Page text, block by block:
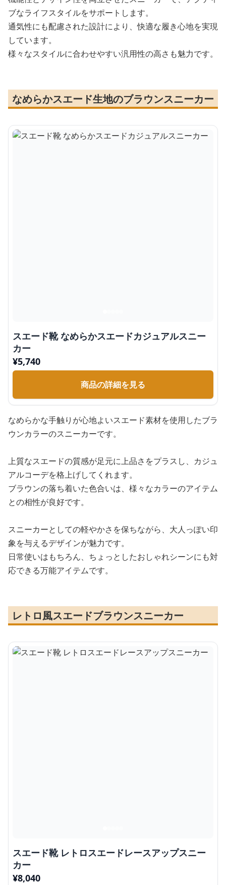
ブなライフスタイルをサポートします。
通気性にも配慮された設計により、快適な履き心地を実現
しています。
様々なスタイルに合わせやすい汎用性の高さも魅力です。
なめらかスエード生地のブラウンスニーカー
スエード靴 なめらかスエードカジュアルスニー
カー
¥5,740
商品の詳細を見る
なめらかな手触りが心地よいスエード素材を使用したブラ
ウンカラーのスニーカーです。
上質なスエードの質感が足元に上品さをプラスし、カジュ
アルコーデを格上げしてくれます。
ブラウンの落ち着いた色合いは、様々なカラーのアイテム
との相性が良好です。
スニーカーとしての軽やかさを保ちながら、大人っぽい印
象を与えるデザインが魅力です。
日常使いはもちろん、ちょっとしたおしゃれシーンにも対
応できる万能アイテムです。
レトロ風スエードブラウンスニーカー
スエード靴 レトロスエードレースアップスニー
カー
¥8,040